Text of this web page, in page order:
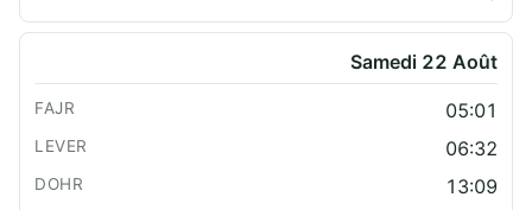
Samedi 22 Août
05:01
06:32
13:09